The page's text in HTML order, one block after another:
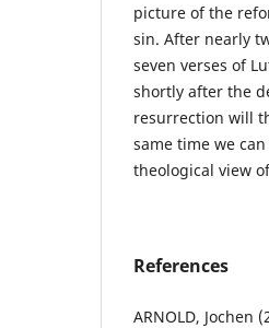
picture of the
sin. After nearly
seven verses of
shortly after the
resurrection will
same time we
theological view
References
ARNOLD, Jochen